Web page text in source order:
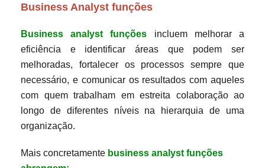
Business Analyst funções
Business analyst funções incluem melhorar a
eficiência e identificar áreas que podem ser
melhoradas, fortalecer os processos sempre que
necessário, e comunicar os resultados com aqueles
com quem trabalham em estreita colaboração ao
longo de diferentes níveis na hierarquia de uma
organização.
Mais concretamente business analyst funções